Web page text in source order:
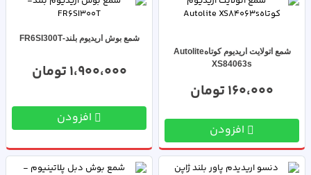
شمع اتولایت اریدیوم کوتاهAutolite
XS84063s
160،000 تومان
شمع بوش اریدیوم بلند-FR6SI300T
1،900،000 تومان